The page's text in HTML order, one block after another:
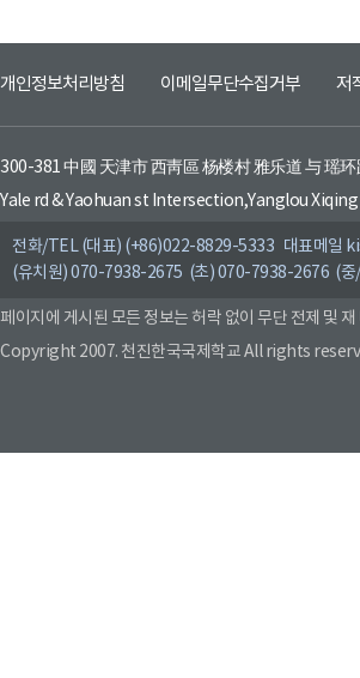
개인정보처리방침 이메일무단수집거부 저
300-381 中國 天津市 西靑區 杨楼村 雅乐道 与 瑶环
Yale rd & Yaohuan st Intersection,Yanglou
전화/TEL (대표) (+86)022-8829-5333 대표메일
(유치원) 070-7938-2675 (초) 070-7938-2676 (
페이지에 게시된 모든 정보는 허락 없이 무단 전제 및
Copyright 2007. 천진한국국제학교 All rights